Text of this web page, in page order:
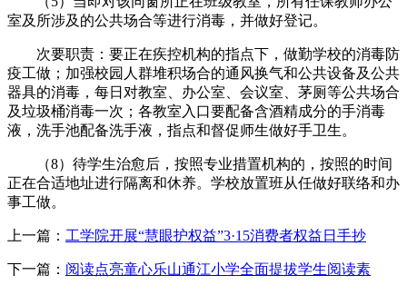
室及所涉及的公共场合等进行消毒，并做好登记。
次要职责：要正在疾控机构的指点下，做勤学校的消毒防
疫工做；加强校园人群堆积场合的通风换气和公共设备及公共
器具的消毒，每日对教室、办公室、会议室、茅厕等公共场合
及垃圾桶消毒一次；各教室入口要配备含酒精成分的手消毒
液，洗手池配备洗手液，指点和督促师生做好手卫生。
（8）待学生治愈后，按照专业措置机构的，按照的时间
正在合适地址进行隔离和休养。学校放置班从任做好联络和办
事工做。
上一篇： 工学院开展“慧眼护权益”3·15消费者权益日手抄
下一篇： 阅读点亮童心乐山通江小学全面提拔学生阅读素